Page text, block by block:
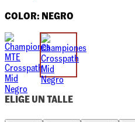
COLOR: NEGRO
ELIGE UN TALLE